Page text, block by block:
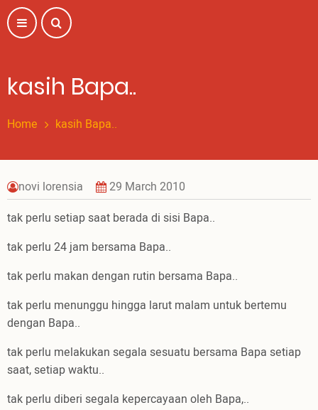
Skip
to
main
kasih Bapa..
Home kasih Bapa..
novi lorensia
29 March 2010
tak perlu setiap saat berada di sisi Bapa..
tak perlu 24 jam bersama Bapa..
tak perlu makan dengan rutin bersama Bapa..
tak perlu menunggu hingga larut malam untuk bertemu
dengan Bapa..
tak perlu melakukan segala sesuatu bersama Bapa setiap
saat, setiap waktu..
tak perlu diberi segala kepercayaan oleh Bapa,..